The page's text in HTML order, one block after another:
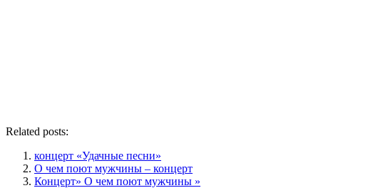
Related posts:
концерт «Удачные песни»
О чем поют мужчины – концерт
Концерт» О чем поют мужчины »